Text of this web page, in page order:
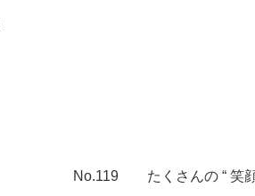
No.119 たくさんの “ 笑顔